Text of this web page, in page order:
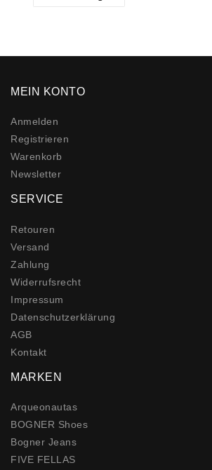
MEIN KONTO
Anmelden
Registrieren
Warenkorb
Newsletter
SERVICE
Retouren
Versand
Zahlung
Widerrufs­recht
Impressum
Daten­schutz­erklärung
AGB
Kontakt
MARKEN
Arqueonautas
BOGNER Shoes
Bogner Jeans
FIVE FELLAS